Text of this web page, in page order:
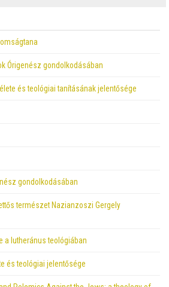
Órigenész gondolkodásában
és teológiai tanításának jelentősége
gondolkodásában
természet Nazianzoszi Gergely
a lutheránus teológiában
és teológiai jelentősége